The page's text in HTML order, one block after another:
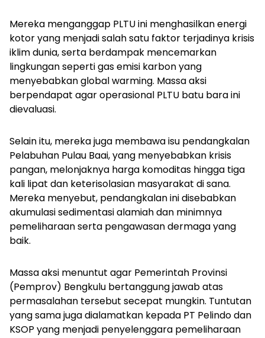
Mereka menganggap PLTU ini menghasilkan energi
kotor yang menjadi salah satu faktor terjadinya krisis
iklim dunia, serta berdampak mencemarkan
lingkungan seperti gas emisi karbon yang
menyebabkanglobal warming. Massa aksi
berpendapat agar operasional PLTU batu bara ini
dievaluasi.
Selain itu, mereka juga membawa isu pendangkalan
Pelabuhan Pulau Baai, yang menyebabkan krisis
pangan, melonjaknya harga komoditas hingga tiga
kali lipat dan keterisolasian masyarakat di sana.
Mereka menyebut, pendangkalan ini disebabkan
akumulasi sedimentasi alamiah dan minimnya
pemeliharaan serta pengawasan dermaga yang
baik.
Massa aksi menuntut agar Pemerintah Provinsi
(Pemprov) Bengkulu bertanggung jawab atas
permasalahan tersebut secepat mungkin. Tuntutan
yang sama juga dialamatkan kepada PT Pelindo dan
KSOP yang menjadi penyelenggara pemeliharaan